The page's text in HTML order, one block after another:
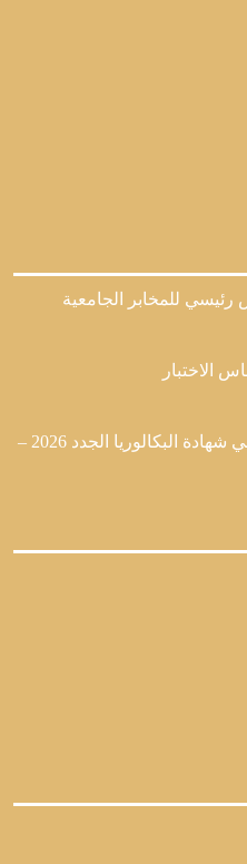
رئيسي للمخابر الجامعية
الاختبار
الأبواب المفتوحة الافتراضية لحاملي شهادة البكالوريا الجدد 2026 –